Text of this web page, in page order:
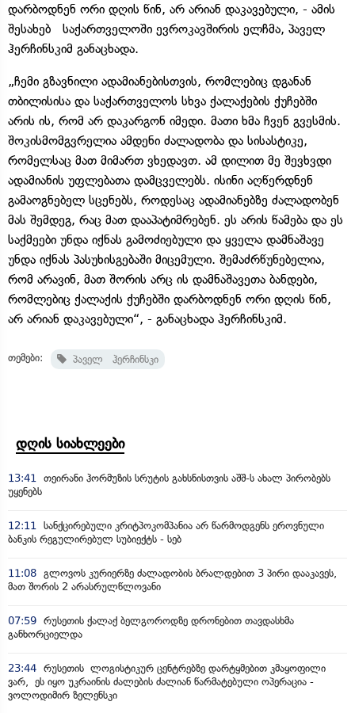
დარბოდნენ ორი დღის წინ, არ არიან დაკავებული, - ამის
შესახებ საქართველოში ევროკავშირის ელჩმა, პაველ
ჰერჩინსკიმ განაცხადა.
„ჩემი გზავნილი ადამიანებისთვის, რომლებიც დგანან
თბილისისა და საქართველოს სხვა ქალაქების ქუჩებში
არის ის, რომ არ დაკარგონ იმედი. მათი ხმა ჩვენ გვესმის.
შოკისმომგვრელია ამდენი ძალადობა და სისასტიკე,
რომელსაც მათ მიმართ ვხედავთ. ამ დილით მე შევხვდი
ადამიანის უფლებათა დამცველებს. ისინი აღწერდნენ
გამაოგნებელ სცენებს, როდესაც ადამიანებზე ძალადობენ
მას შემდეგ, რაც მათ დააპატიმრებენ. ეს არის წამება და ეს
საქმეები უნდა იქნას გამოძიებული და ყველა დამნაშავე
უნდა იქნას პასუხისგებაში მიცემული. შემაძრწუნებელია,
რომ არავინ, მათ შორის არც ის დამნაშავეთა ბანდები,
რომლებიც ქალაქის ქუჩებში დარბოდნენ ორი დღის წინ,
არ არიან დაკავებული“, - განაცხადა ჰერჩინსკიმ.
თემები: პაველ ჰერჩინსკი
დღის სიახლეები
13:41
თეირანი ჰორმუზის სრუტის გახსნისთვის აშშ-ს ახალ პირობებს
უყენებს
12:11
სანქცირებული კრიტპოკომპანია არ წარმოდგენს ეროვნული
ბანკის რეგულირებულ სუბიექტს - სებ
11:08 გლოვოს კურიერზე ძალადობის ბრალდებით 3 პირი დააკავეს,
მათ შორის 2 არასრულწლოვანი
07:59 რუსეთის ქალაქ ბელგოროდზე დრონებით თავდასხმა
განხორციელდა
23:44 რუსეთის ლოგისტიკურ ცენტრებზე დარტყმებით კმაყოფილი
ვარ, ეს იყო უკრაინის ძალების ძალიან წარმატებული ოპერაცია -
ვოლოდიმირ ზელენსკი